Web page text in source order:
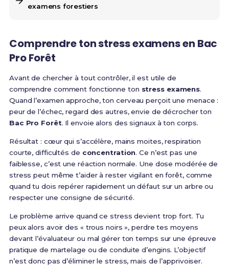
examens forestiers
Comprendre ton stress examens en Bac
Pro Forêt
Avant de chercher à tout contrôler, il est utile de
comprendre comment fonctionne ton stress examens.
Quand l’examen approche, ton cerveau perçoit une menace :
peur de l’échec, regard des autres, envie de décrocher ton
Bac Pro Forêt. Il envoie alors des signaux à ton corps.
Résultat : cœur qui s’accélère, mains moites, respiration
courte, difficultés de concentration. Ce n’est pas une
faiblesse, c’est une réaction normale. Une dose modérée de
stress peut même t’aider à rester vigilant en forêt, comme
quand tu dois repérer rapidement un défaut sur un arbre ou
respecter une consigne de sécurité.
Le problème arrive quand ce stress devient trop fort. Tu
peux alors avoir des « trous noirs », perdre tes moyens
devant l’évaluateur ou mal gérer ton temps sur une épreuve
pratique de martelage ou de conduite d’engins. L’objectif
n’est donc pas d’éliminer le stress, mais de l’apprivoiser.